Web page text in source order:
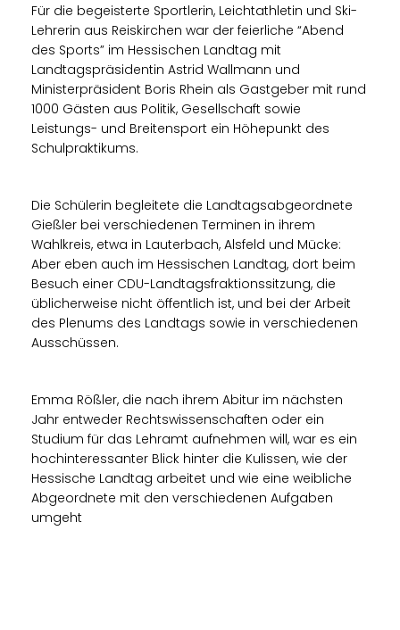
Für die begeisterte Sportlerin, Leichtathletin und Ski-
Lehrerin aus Reiskirchen war der feierliche “Abend
des Sports” im Hessischen Landtag mit
Landtagspräsidentin Astrid Wallmann und
Ministerpräsident Boris Rhein als Gastgeber mit rund
1000 Gästen aus Politik, Gesellschaft sowie
Leistungs- und Breitensport ein Höhepunkt des
Schulpraktikums.
Die Schülerin begleitete die Landtagsabgeordnete
Gießler bei verschiedenen Terminen in ihrem
Wahlkreis, etwa in Lauterbach, Alsfeld und Mücke:
Aber eben auch im Hessischen Landtag, dort beim
Besuch einer CDU-Landtagsfraktionssitzung, die
üblicherweise nicht öffentlich ist, und bei der Arbeit
des Plenums des Landtags sowie in verschiedenen
Ausschüssen.
Emma Rößler, die nach ihrem Abitur im nächsten
Jahr entweder Rechtswissenschaften oder ein
Studium für das Lehramt aufnehmen will, war es ein
hochinteressanter Blick hinter die Kulissen, wie der
Hessische Landtag arbeitet und wie eine weibliche
Abgeordnete mit den verschiedenen Aufgaben
umgeht